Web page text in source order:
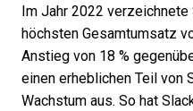
Im Jahr 2022
höchsten Gesamtumsatz
Anstieg von 18 %
einen erheblichen Teil von
Wachstum aus. So hat